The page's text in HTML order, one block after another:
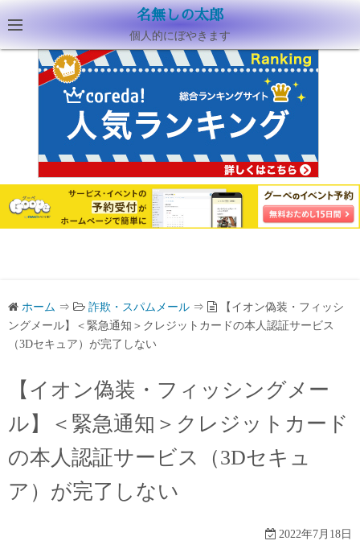
名無しの太郎
個人的にぼやきます
ホーム ⇒ 詐欺・スパムメール ⇒
【イオン偽装・フィッシ
ングメール】＜緊急通知＞クレジットカードの本人認証サービス
（3Dセキュア）が完了しない
【イオン偽装・フィッシングメー
ル】＜緊急通知＞クレジットカード
の本人認証サービス（3Dセキュ
ア）が完了しない
2022年7月18日